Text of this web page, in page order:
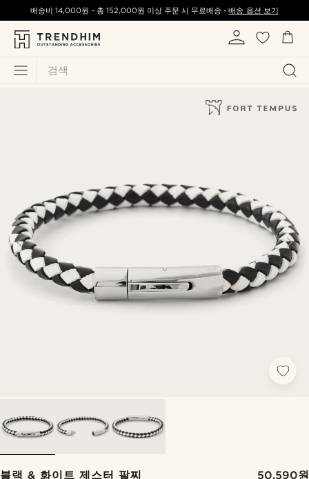
검색
배송비14,000원 - 총 152,000원 이상 주문 시 무료배송 -배송 옵션 보기
블랙 & 화이트 제스터 팔찌 50,590원